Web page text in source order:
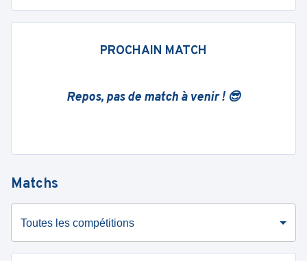
PROCHAIN MATCH
Repos, pas de match à venir ! 😎
Matchs
Toutes les compétitions